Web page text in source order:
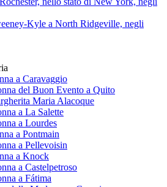
Kyle a North Ridgeville, negli
a Caravaggio
del Buon Evento a Quito
Maria Alacoque
a La Salette
a Lourdes
a Pontmain
a Pellevoisin
a Knock
a Castelpetroso
a Fátima